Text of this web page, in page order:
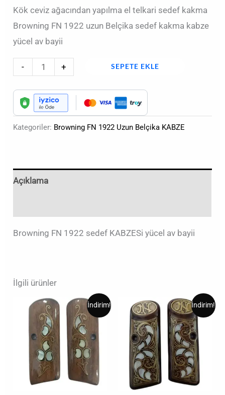
Kök ceviz ağacından yapılma el telkari sedef kakma
Browning FN 1922 uzun Belçika sedef kakma kabze
yücel av bayii
- + SEPETE EKLE
Kategoriler: Browning FN 1922 Uzun Belçika KABZE
Açıklama
Browning FN 1922 sedef KABZESi yücel av bayii
İlgili ürünler
İndirim!
Orijinal
fiyat:
₺1.250,00.
Şu
andaki
fiyat:
₺1.000,00.
İndirim!
Orijinal
fiyat:
₺2.000,00.
Şu
andaki
fiyat:
₺1.300,00.